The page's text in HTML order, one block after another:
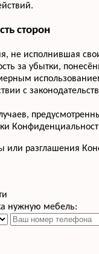
сторон
не исполнившая
за убытки,
с
или разглашения
нужную мебель: